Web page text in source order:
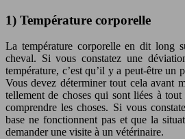
1) Température corporelle
La température corporelle en dit long
cheval. Si vous constatez une
température, c’est qu’il y a peut-être un
Vous devez déterminer tout cela avant
tellement de choses qui sont liées à
comprendre les choses. Si vous
base ne fonctionnent pas et que la
demander une visite à un vétérinaire.